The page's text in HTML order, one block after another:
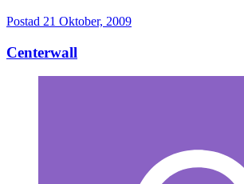
Postad 21 Oktober, 2009
Centerwall